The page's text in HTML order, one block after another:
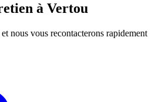
à Vertou
nous vous recontacterons rapidement